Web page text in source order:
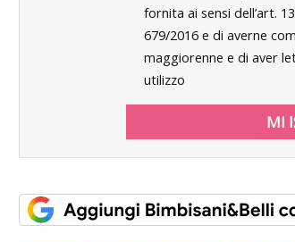
fornita ai sensi dell’art.
679/2016 e di averne
maggiorenne e di aver
utilizzo